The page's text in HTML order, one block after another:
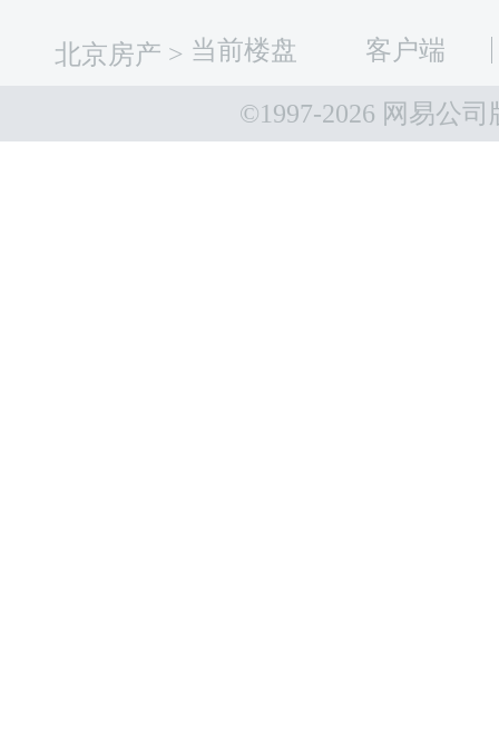
北京房产 > 当前楼盘 客户端
©1997-2026 网易公